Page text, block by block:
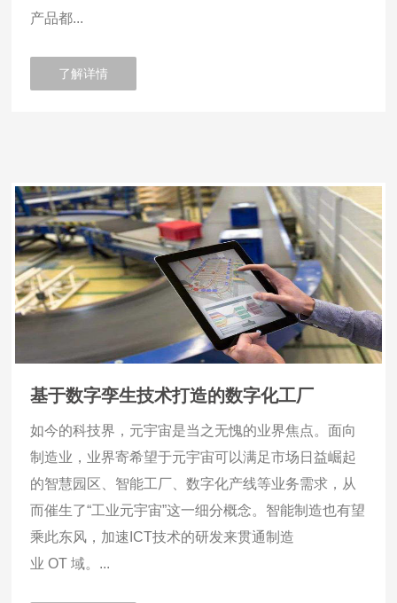
产品都...
了解详情
基于数字孪生技术打造的数字化工厂
如今的科技界，元宇宙是当之无愧的业界焦点。面向
制造业，业界寄希望于元宇宙可以满足市场日益崛起
的智慧园区、智能工厂、数字化产线等业务需求，从
而催生了“工业元宇宙”这一细分概念。智能制造也有望
乘此东风，加速ICT技术的研发来贯通制造
业 OT 域。...